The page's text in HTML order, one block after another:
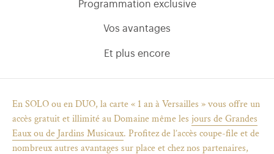
Programmation exclusive
Vos avantages
Et plus encore
En SOLO ou en DUO, la carte « 1 an à Versailles » vous offre un
accès gratuit et illimité au Domaine même les jours de Grandes
Eaux ou de Jardins Musicaux. Profitez de l’accès coupe-file et de
nombreux autres avantages sur place et chez nos partenaires,